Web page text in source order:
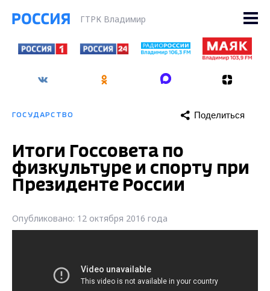
ГТРК Владимир
ГОСУДАРСТВО Поделиться
Итоги Госсовета по
физкультуре и спорту при
Президенте России
Опубликовано: 12 октября 2016 года